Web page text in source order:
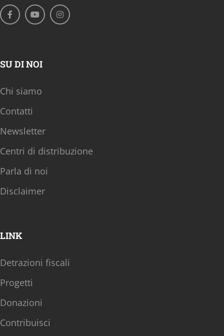
SU DI NOI
Chi siamo
Contatti
Newsletter
Centri di distribuzione
Parla di noi
Disclaimer
LINK
Detrazioni fiscali
Progetti
Donazioni
Contribuisci